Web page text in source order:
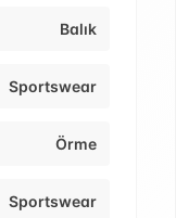
Balık
Sportswear
Örme
Sportswear